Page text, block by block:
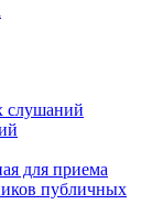
слушаний
для приема
публичных